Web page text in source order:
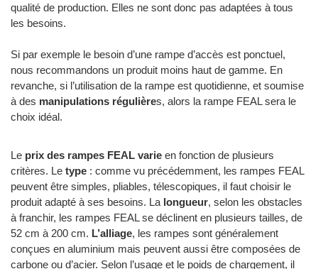
qualité de production. Elles ne sont donc pas adaptées à tous
les besoins.
Si par exemple le besoin d’une rampe d’accès est ponctuel,
nous recommandons un produit moins haut de gamme. En
revanche, si l’utilisation de la rampe est quotidienne, et soumise
à des manipulations régulières, alors la rampe FEAL sera le
choix idéal.
Le prix des rampes FEAL varie en fonction de plusieurs
critères. Le type : comme vu précédemment, les rampes FEAL
peuvent être simples, pliables, télescopiques, il faut choisir le
produit adapté à ses besoins. La longueur, selon les obstacles
à franchir, les rampes FEAL se déclinent en plusieurs tailles, de
52 cm à 200 cm. L’alliage, les rampes sont généralement
conçues en aluminium mais peuvent aussi être composées de
carbone ou d’acier. Selon l’usage et le poids de chargement, il